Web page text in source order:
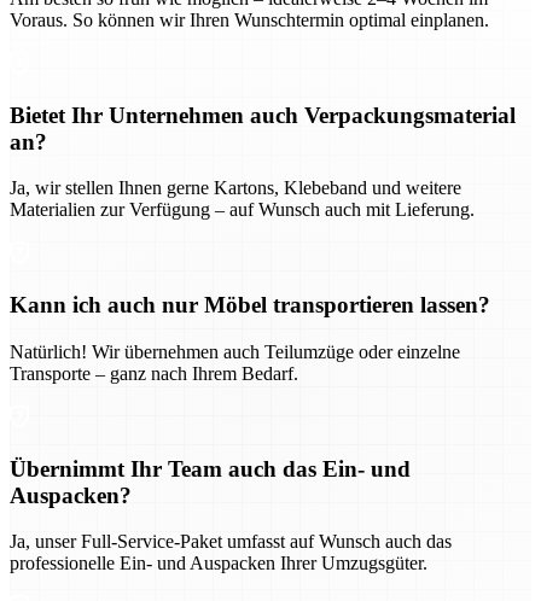
Voraus. So können wir Ihren Wunschtermin optimal einplanen.
Bietet Ihr Unternehmen auch Verpackungsmaterial
an?
Ja, wir stellen Ihnen gerne Kartons, Klebeband und weitere
Materialien zur Verfügung – auf Wunsch auch mit Lieferung.
Kann ich auch nur Möbel transportieren lassen?
Natürlich! Wir übernehmen auch Teilumzüge oder einzelne
Transporte – ganz nach Ihrem Bedarf.
Übernimmt Ihr Team auch das Ein- und
Auspacken?
Ja, unser Full-Service-Paket umfasst auf Wunsch auch das
professionelle Ein- und Auspacken Ihrer Umzugsgüter.